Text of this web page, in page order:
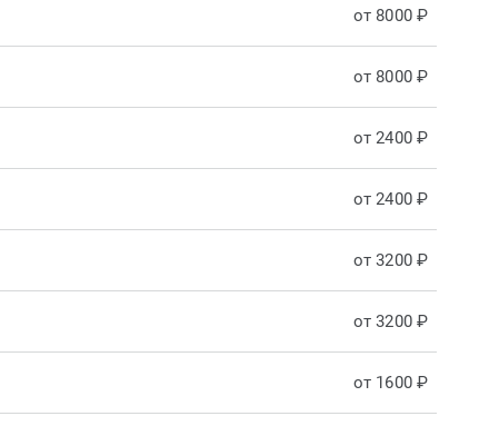
от 8000 ₽
от 8000 ₽
от 2400 ₽
от 2400 ₽
от 3200 ₽
от 3200 ₽
от 1600 ₽